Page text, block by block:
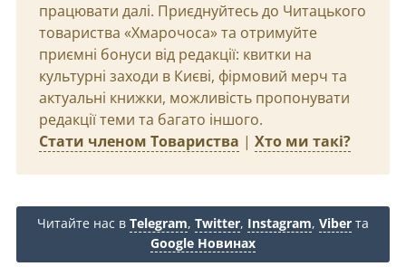
працювати далі. Приєднуйтесь до Читацького
товариства «Хмарочоса» та отримуйте
приємні бонуси від редакції: квитки на
культурні заходи в Києві, фірмовий мерч та
актуальні книжки, можливість пропонувати
редакції теми та багато іншого.
Стати членом Товариства | Хто ми такі?
Читайте нас в Telegram, Twitter, Instagram, Viber та
Google Новинах